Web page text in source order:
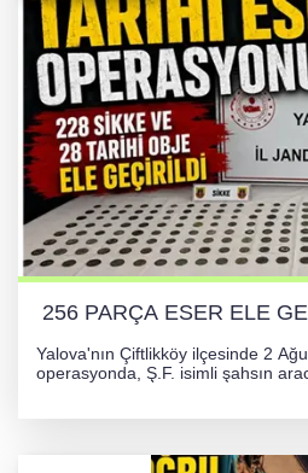
256 PARÇA ESER ELE
Yalova'nın Çiftlikköy ilçesinde 2
operasyonda, Ş.F. isimli şahsın